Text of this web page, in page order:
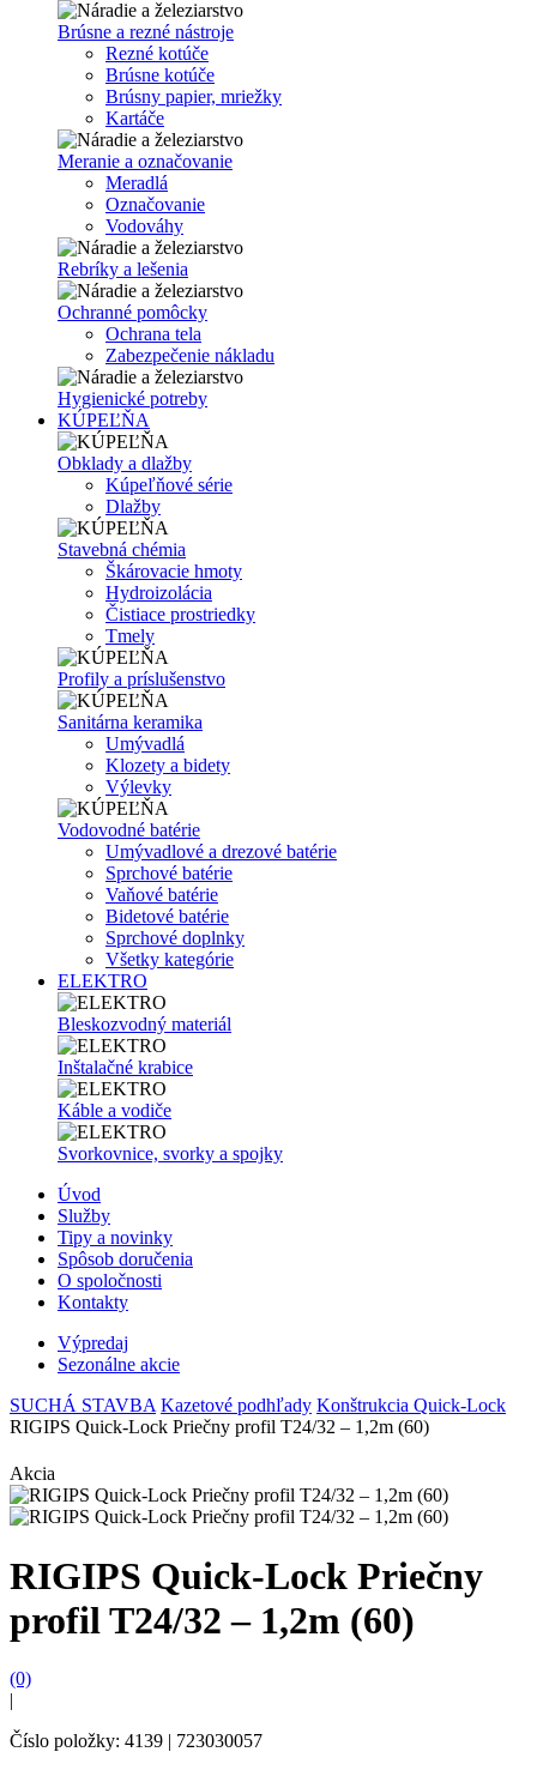
Brúsne a rezné nástroje
Rezné kotúče
Brúsne kotúče
Brúsny papier, mriežky
Kartáče
Meranie a označovanie
Meradlá
Označovanie
Vodováhy
Rebríky a lešenia
Ochranné pomôcky
Ochrana tela
Zabezpečenie nákladu
Hygienické potreby
KÚPEĽŇA
Obklady a dlažby
Kúpeľňové série
Dlažby
Stavebná chémia
Škárovacie hmoty
Hydroizolácia
Čistiace prostriedky
Tmely
Profily a príslušenstvo
Sanitárna keramika
Umývadlá
Klozety a bidety
Výlevky
Vodovodné batérie
Umývadlové a drezové batérie
Sprchové batérie
Vaňové batérie
Bidetové batérie
Sprchové doplnky
Všetky kategórie
ELEKTRO
Bleskozvodný materiál
Inštalačné krabice
Káble a vodiče
Svorkovnice, svorky a spojky
Úvod
Služby
Tipy a novinky
Spôsob doručenia
O spoločnosti
Kontakty
Výpredaj
Sezonálne akcie
SUCHÁ STAVBA Kazetové podhľady Konštrukcia Quick-Lock
RIGIPS Quick-Lock Priečny profil T24/32 – 1,2m (60)
Akcia
RIGIPS Quick-Lock Priečny
profil T24/32 – 1,2m (60)
(0)
|
Číslo položky: 4139 | 723030057